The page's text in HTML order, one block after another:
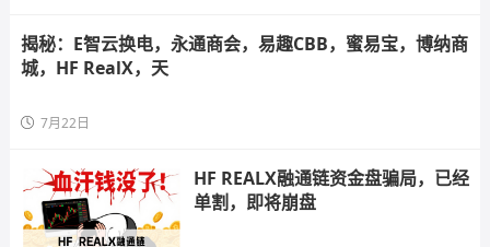
揭秘：E智云换电，永通商会，易趣CBB，蜜易宝，博纳商
城，HF RealX，天
7月22日
HF REALX融通链资金盘骗局，已经
单割，即将崩盘